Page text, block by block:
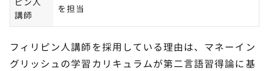
講師
を担当
フィリピン人講師を採用している理由は、マネーイン
グリッシュの学習カリキュラムが第二言語習得論に基